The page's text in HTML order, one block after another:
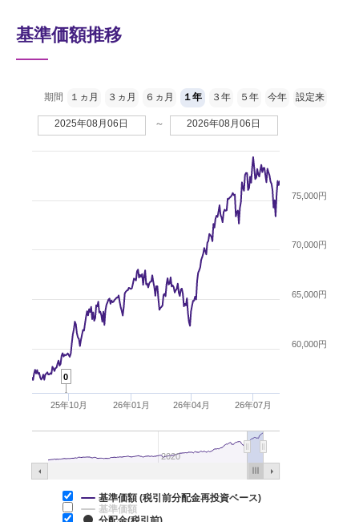
基準価額推移
0
26年01月 26年07月
25年10月 26年04月
2020
60,000円
65,000円
70,000円
75,000円
期間 １ヵ月 ３ヵ月 ６ヵ月 １年 ３年 ５年 今年 設定来
2025年08月06日 ～ 2026年08月06日
基準価額 (税引前分配金再投資ベース)
基準価額